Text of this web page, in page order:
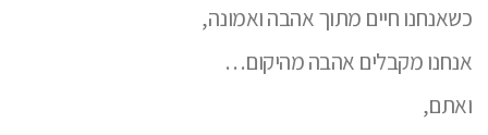
כשאנחנו חיים מתוך אהבה ואמונה,
אנחנו מקבלים אהבה מהיקום…
ואתם,